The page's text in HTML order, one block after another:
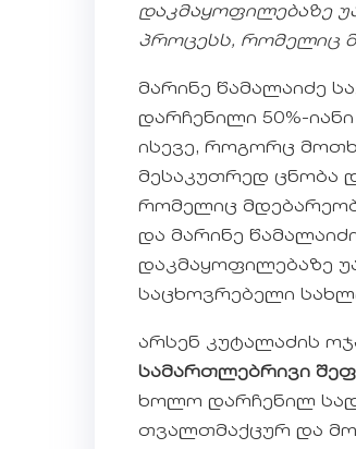
დაკმაყოფილებაზე
პროცესს, რომელიც
მარინე წამალაიძე
დარჩენილი 50%-
ისევე, როგორც
მესაკუთრედ ცნობა
რომელიც
და მარინე
დაკმაყოფილებაზე
საცხოვრებელი
არსენ კუტალაძის
სამართლებრივი
ხოლო დარჩენილ
თვალთმაქცურ და